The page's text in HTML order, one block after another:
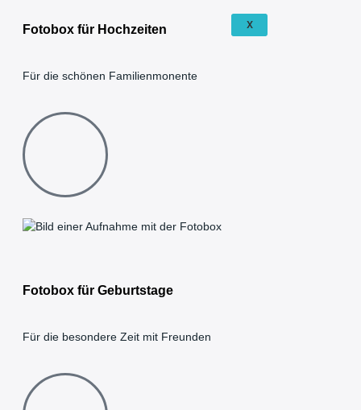
X
Fotobox für Hochzeiten
Für die schönen Familienmonente
Fotobox für Geburtstage
Für die besondere Zeit mit Freunden